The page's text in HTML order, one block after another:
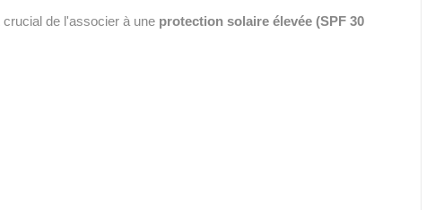
de l'associer à une protection solaire élevée (SPF 30